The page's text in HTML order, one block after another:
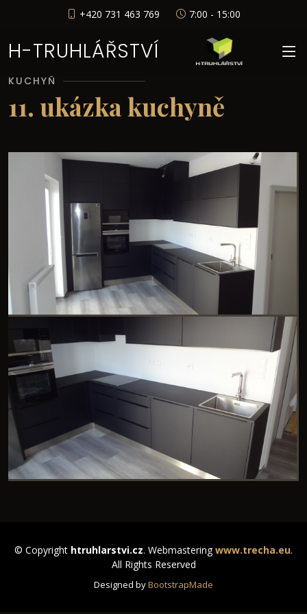
+420 731 463 769 7:00 - 15:00
H-TRUHLÁŘSTVÍ
KUCHYŇ
11. ukázka kuchyně
© Copyright htruhlarstvi.cz. Webmasteringwww.trecha.eu.
All Rights Reserved
Designed byBootstrapMade